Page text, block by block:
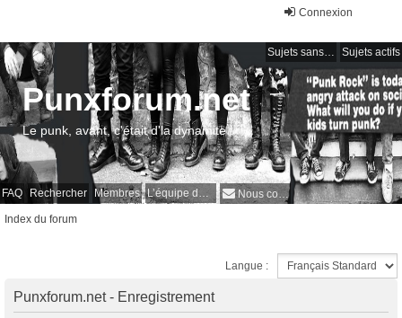
Connexion
Sujets sans réponse Sujets actifs
FAQ Rechercher Membres L’équipe du forum Nous contacter
Punxforum.net
Le punk, avant, c'était d'la dynamite !
Index du forum
Langue :
Punxforum.net - Enregistrement